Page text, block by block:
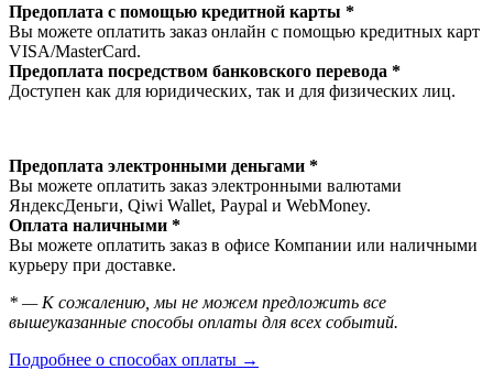
Предоплата с помощью кредитной карты *
Вы можете оплатить заказ онлайн с помощью кредитных карт
VISA/MasterСard.
Предоплата посредством банковского перевода *
Доступен как для юридических, так и для физических лиц.
Предоплата электронными деньгами *
Вы можете оплатить заказ электронными валютами
ЯндексДеньги, Qiwi Wallet, Paypal и WebMoney.
Оплата наличными *
Вы можете оплатить заказ в офисе Компании или наличными
курьеру при доставке.
* — К сожалению, мы не можем предложить все
вышеуказанные способы оплаты для всех событий.
Подробнее о способах оплаты →